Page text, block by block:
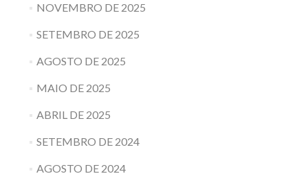
NOVEMBRO DE 2025
SETEMBRO DE 2025
AGOSTO DE 2025
MAIO DE 2025
ABRIL DE 2025
SETEMBRO DE 2024
AGOSTO DE 2024